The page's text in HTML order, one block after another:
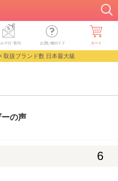
ルマガ・割引 お買い物ガイド カート
取扱ブランド数 日本最大級
の声
6